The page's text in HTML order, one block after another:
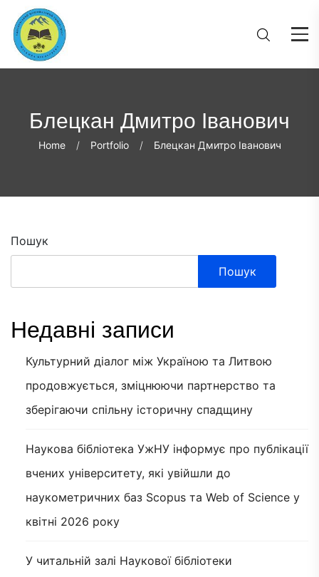
Блецкан Дмитро Іванович
Home Portfolio Блецкан Дмитро Іванович
Пошук
Пошук
Недавні записи
Культурний діалог між Україною та Литвою
продовжується, зміцнюючи партнерство та
зберігаючи спільну історичну спадщину
Наукова бібліотека УжНУ інформує про публікації
вчених університету, які увійшли до
наукометричних баз Scopus та Web of Science у
квітні 2026 року
У читальній залі Наукової бібліотеки